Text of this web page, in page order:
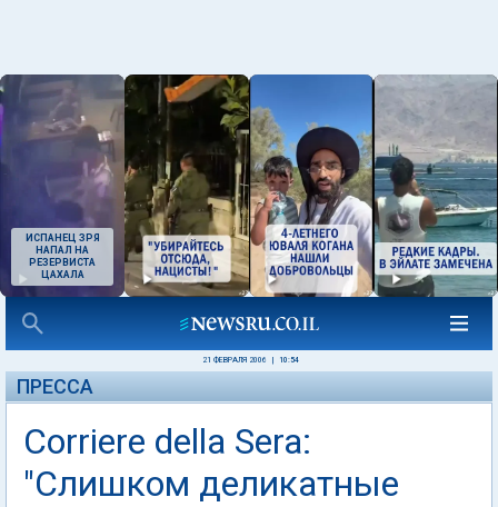
ИСПАНЕЦ ЗРЯ
НАПАЛ НА
РЕЗЕРВИСТА
ЦАХАЛА
21 ФЕВРАЛЯ 2006 10:54
ПРЕССА
Corriere della Sera:
"Слишком деликатные